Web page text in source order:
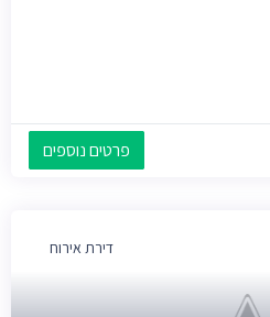
פרטים נוספים
דירת אירוח